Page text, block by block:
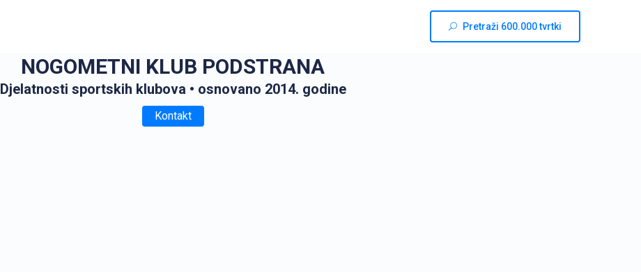
Pretraži 600.000 tvrtki
NOGOMETNI KLUB PODSTRANA
Djelatnosti sportskih klubova • osnovano 2014. godine
Kontakt